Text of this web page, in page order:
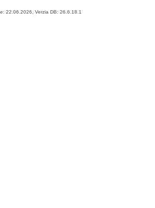
22.06.2026, Verzia DB: 26.6.18.1